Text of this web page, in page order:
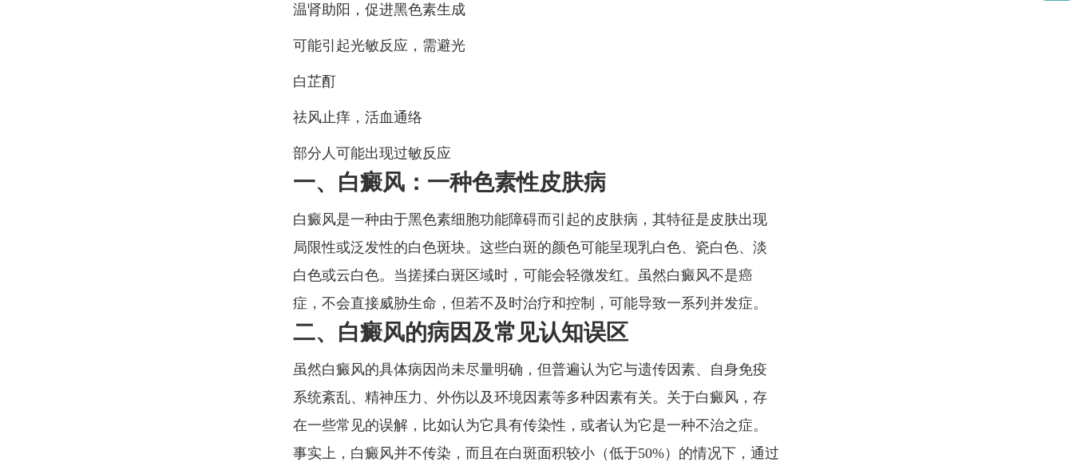
温肾助阳，促进黑色素生成
可能引起光敏反应，需避光
白芷酊
祛风止痒，活血通络
部分人可能出现过敏反应
一、白癜风：一种色素性皮肤病
白癜风是一种由于黑色素细胞功能障碍而引起的皮肤病，其特征是皮肤出现
局限性或泛发性的白色斑块。这些白斑的颜色可能呈现乳白色、瓷白色、淡
白色或云白色。当搓揉白斑区域时，可能会轻微发红。虽然白癜风不是癌
症，不会直接威胁生命，但若不及时治疗和控制，可能导致一系列并发症。
二、白癜风的病因及常见认知误区
虽然白癜风的具体病因尚未尽量明确，但普遍认为它与遗传因素、自身免疫
系统紊乱、精神压力、外伤以及环境因素等多种因素有关。关于白癜风，存
在一些常见的误解，比如认为它具有传染性，或者认为它是一种不治之症。
事实上，白癜风并不传染，而且在白斑面积较小（低于50%）的情况下，通过